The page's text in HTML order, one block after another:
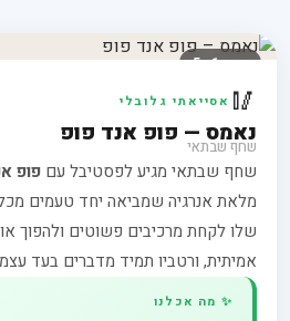
דוכן 1 · 5
🥢 אסייאתי גלובלי
נאמס — פופ אנד פופ
שחף שבתאי
שחף שבתאי מגיע לפסטיבל עם פופ
מלאת אנרגיה שמביאה יחד טעמים
שלו לקחת מרכיבים פשוטים ולהפוך
אמיתית, ורטביו תמיד מדברים בעד
✨ מה אכלנו